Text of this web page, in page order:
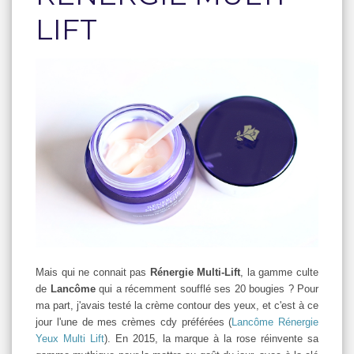
LIFT
Mais qui ne connait pas Rénergie Multi-Lift , la gamme culte
de Lancômequi a récemment soufflé ses 20 bougies ? Pour
ma part, j'avais testé la crème contour des yeux, et c'est à ce
jour l'une de mes crèmes cdy préférées ( Lancôme Rénergie
Yeux Multi Lift). En 2015, la marque à la rose réinvente sa